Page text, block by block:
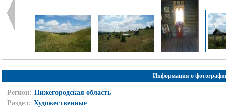
Информация о
Регион: Нижегородская область
Раздел: Художественные